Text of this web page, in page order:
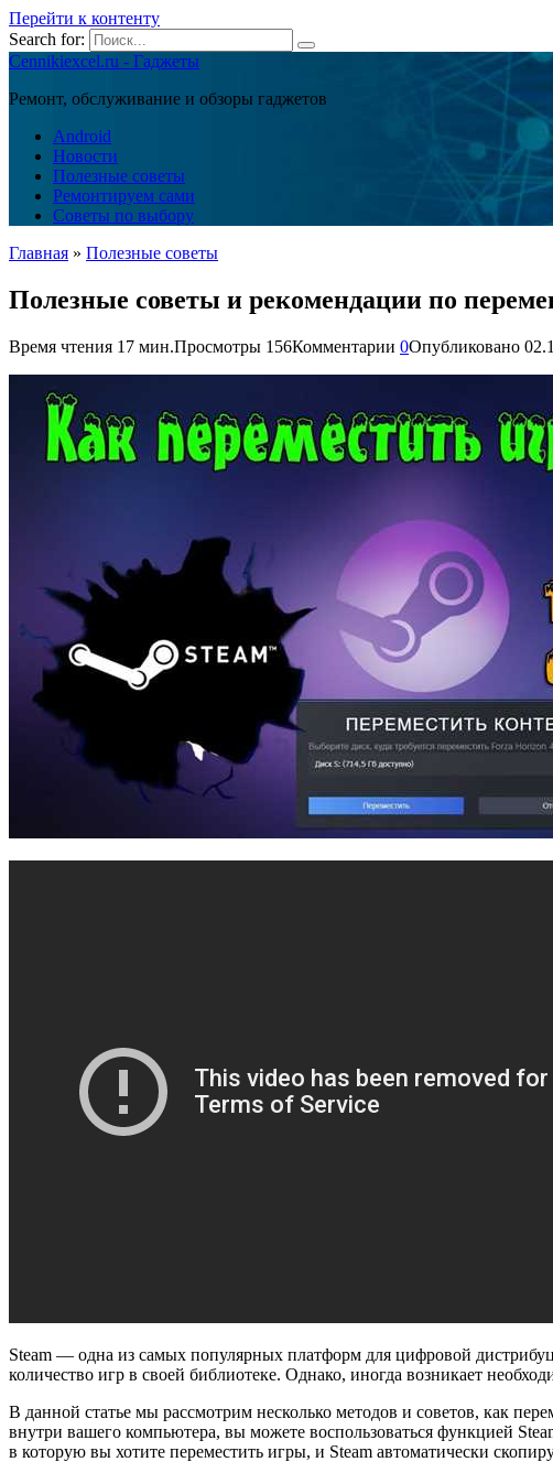
Перейти к контенту
Search for:
Cennikiexcel.ru - Гаджеты
Ремонт, обслуживание и обзоры гаджетов
Android
Новости
Полезные советы
Ремонтируем сами
Советы по выбору
Главная » Полезные советы
Полезные советы и рекомендации по
Время чтения 17 мин.Просмотры 156Комментарии 0Опубликовано
Steam — одна из самых популярных платформ для цифровой
количество игр в своей библиотеке. Однако, иногда возникает
В данной статье мы рассмотрим несколько методов и советов, как
внутри вашего компьютера, вы можете воспользоваться функцией
в которую вы хотите переместить игры, и Steam автоматически